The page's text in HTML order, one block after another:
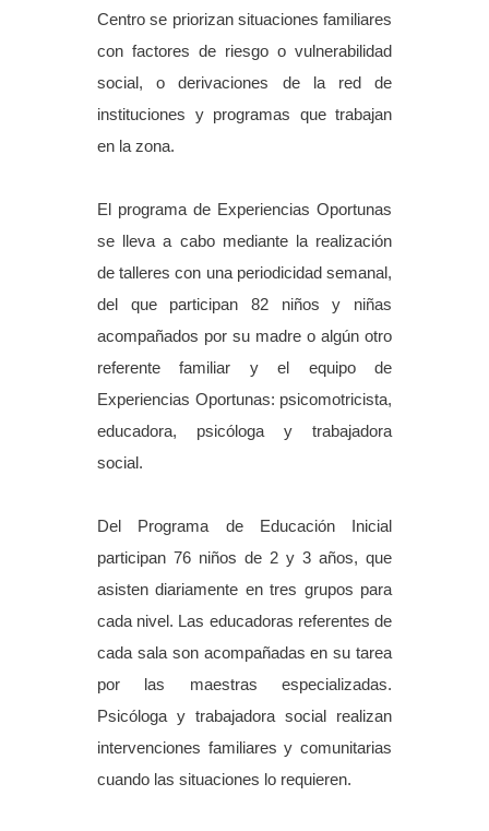
Centro se priorizan situaciones familiares
con factores de riesgo o vulnerabilidad
social, o derivaciones de la red de
instituciones y programas que trabajan
en la zona.
El programa de Experiencias Oportunas
se lleva a cabo mediante la realización
de talleres con una periodicidad semanal,
del que participan 82 niños y niñas
acompañados por su madre o algún otro
referente familiar y el equipo de
Experiencias Oportunas: psicomotricista,
educadora, psicóloga y trabajadora
social.
Del Programa de Educación Inicial
participan 76 niños de 2 y 3 años, que
asisten diariamente en tres grupos para
cada nivel. Las educadoras referentes de
cada sala son acompañadas en su tarea
por las maestras especializadas.
Psicóloga y trabajadora social realizan
intervenciones familiares y comunitarias
cuando las situaciones lo requieren.